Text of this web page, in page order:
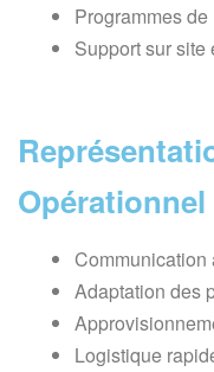
Programmes
Support sur site
Opérationnel
Communication
Adaptation des
Logistique